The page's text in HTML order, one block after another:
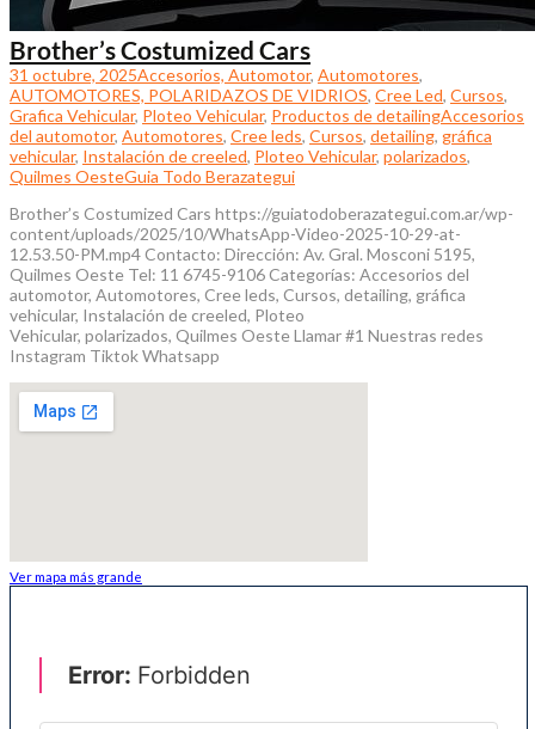
Brother’s Costumized Cars
31 octubre, 2025Accesorios, Automotor, Automotores,
AUTOMOTORES, POLARIDAZOS DE VIDRIOS, Cree Led, Cursos,
Grafica Vehicular, Ploteo Vehicular, Productos de detailingAccesorios
del automotor, Automotores, Cree leds, Cursos, detailing, gráfica
vehicular, Instalación de creeled, Ploteo Vehicular, polarizados,
Quilmes OesteGuia Todo Berazategui
Brother’s Costumized Cars https://guiatodoberazategui.com.ar/wp-
content/uploads/2025/10/WhatsApp-Video-2025-10-29-at-
12.53.50-PM.mp4 Contacto: Dirección: Av. Gral. Mosconi 5195,
Quilmes Oeste Tel: 11 6745-9106 Categorías: Accesorios del
automotor, Automotores, Cree leds, Cursos, detailing, gráfica
vehicular, Instalación de creeled, Ploteo
Vehicular, polarizados, Quilmes Oeste Llamar #1 Nuestras redes
Instagram Tiktok Whatsapp
Ver mapa más grande